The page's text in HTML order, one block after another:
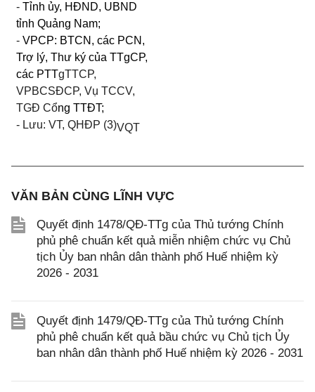
-Tỉnh ủy, HĐND, UBND
tỉnh Quảng Nam;
-VPCP: BTCN, các PCN,
Trợ lý, Thư ký của TTgCP,
các PTTgTTCP,
VPBCSĐCP, Vụ TCCV,
TGĐ Cổng TTĐT;
- Lưu: VT, QHĐP (3)VQT
VĂN BẢN CÙNG LĨNH VỰC
Quyết định 1478/QĐ-TTg của Thủ tướng Chính
phủ phê chuẩn kết quả miễn nhiệm chức vụ Chủ
tịch Ủy ban nhân dân thành phố Huế nhiệm kỳ
2026 - 2031
Quyết định 1479/QĐ-TTg của Thủ tướng Chính
phủ phê chuẩn kết quả bầu chức vụ Chủ tịch Ủy
ban nhân dân thành phố Huế nhiệm kỳ 2026 - 2031